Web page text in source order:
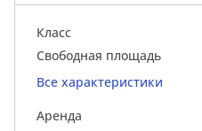
Класс
Свободная площадь
Все характеристики
Аренда